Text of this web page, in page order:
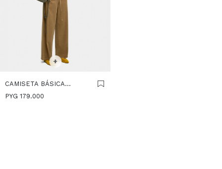
SELECCIONAR TALLE
M-L
+
CAMISETA BÁSICA
CUELLO PICO - GRIS
PYG 179.000